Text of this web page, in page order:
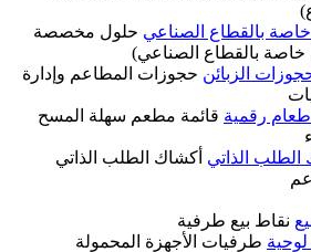
بالقطاع الصناعي حلول مخصصة
بالقطاع الصناعي)
الزبائن حجوزات المطاعم وإدارة
طعام رقمية قائمة مطعم سهلة المسح
الطلب الذاتي أكشاك الطلب الذاتي
نقاط بيع طرفية
لوحية طرفيات الأجهزة المحمولة